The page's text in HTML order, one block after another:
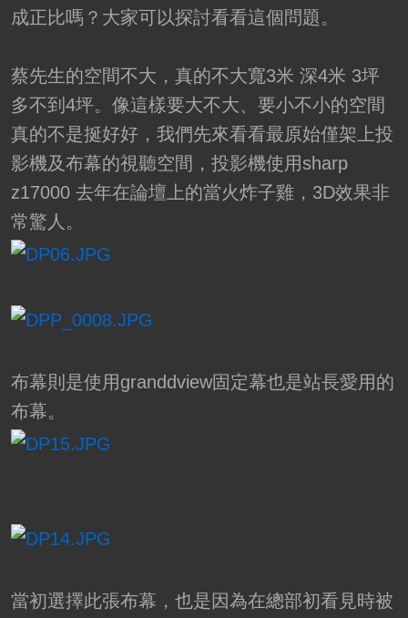
成正比嗎？大家可以探討看看這個問題。
蔡先生的空間不大，真的不大寬3米 深4米 3坪
多不到4坪。像這樣要大不大、要小不小的空間
真的不是挻好好，我們先來看看最原始僅架上投
影機及布幕的視聽空間，投影機使用sharp
z17000 去年在論壇上的當火炸子雞，3D效果非
常驚人。
布幕則是使用granddview固定幕也是站長愛用的
布幕。
當初選擇此張布幕，也是因為在總部初看見時被